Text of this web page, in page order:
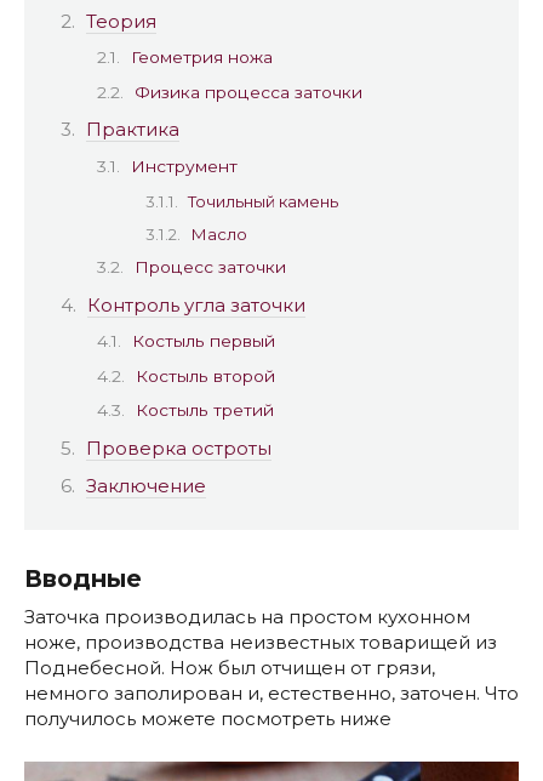
Теория
Геометрия ножа
Физика процесса заточки
Практика
Инструмент
Точильный камень
Масло
Процесс заточки
Контроль угла заточки
Костыль первый
Костыль второй
Костыль третий
Проверка остроты
Заключение
Вводные
Заточка производилась на простом кухонном
ноже, производства неизвестных товарищей из
Поднебесной. Нож был отчищен от грязи,
немного заполирован и, естественно, заточен. Что
получилось можете посмотреть ниже